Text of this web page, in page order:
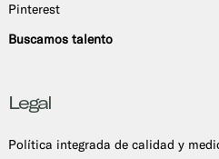
Pinterest
Buscamos talento
Legal
Política integrada de calidad y